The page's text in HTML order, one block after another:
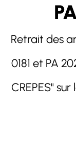
Retrait des
0181 et PA
CREPES"